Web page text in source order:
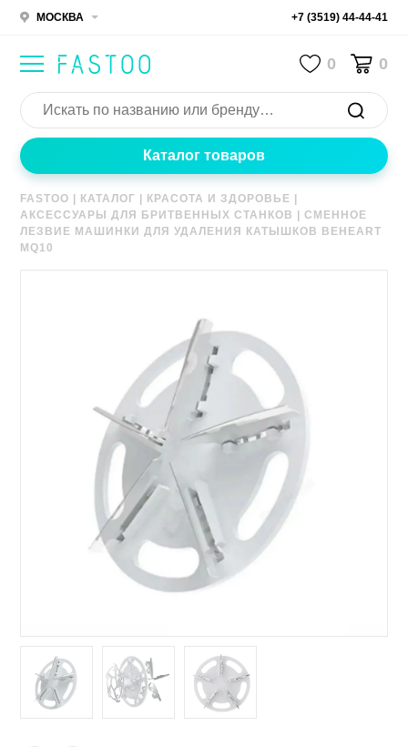
МОСКВА +7 (3519) 44-44-41
0 0
Каталог товаров
FASTOO КАТАЛОГ КРАСОТА И ЗДОРОВЬЕ
АКСЕССУАРЫ ДЛЯ БРИТВЕННЫХ СТАНКОВ
|СМЕННОЕ
ЛЕЗВИЕ МАШИНКИ ДЛЯ УДАЛЕНИЯ КАТЫШКОВ BEHEART
MQ10